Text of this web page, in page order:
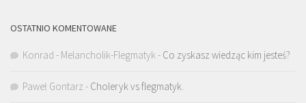
OSTATNIO KOMENTOWANE
Konrad - Melancholik-Flegmatyk- Co zyskasz wiedząc kim jesteś?
Paweł Gontarz - Choleryk vs flegmatyk.